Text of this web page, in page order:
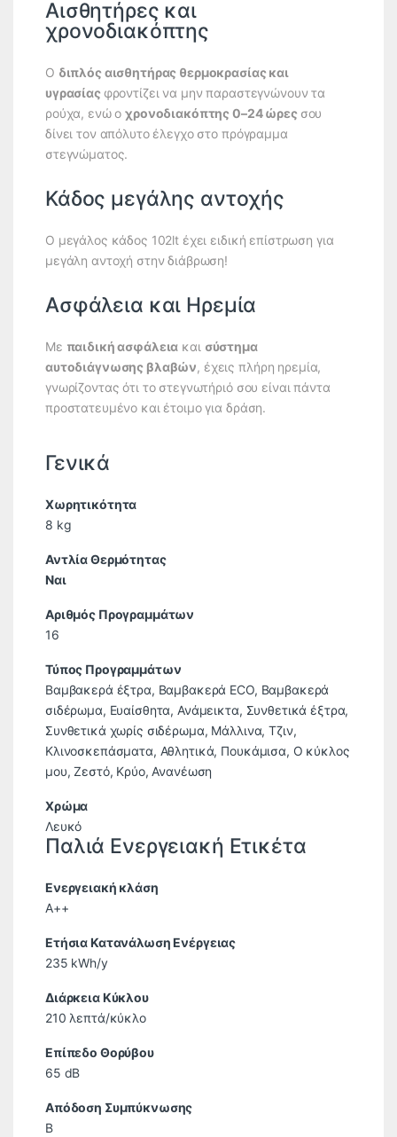
Αισθητήρες και
χρονοδιακόπτης
Ο διπλός αισθητήρας θερμοκρασίας και
υγρασίας φροντίζει να μην παραστεγνώνουν τα
ρούχα, ενώ οχρονοδιακόπτης 0–24 ώρες σου
δίνει τον απόλυτο έλεγχο στο πρόγραμμα
στεγνώματος.
Κάδος μεγάλης αντοχής
Ο μεγάλος κάδος 102lt έχει ειδική επίστρωση για
μεγάλη αντοχή στην διάβρωση!
Ασφάλεια και Ηρεμία
Με παιδική ασφάλεια και σύστημα
αυτοδιάγνωσης βλαβών, έχεις πλήρη ηρεμία,
γνωρίζοντας ότι το στεγνωτήριό σου είναι πάντα
προστατευμένο και έτοιμο για δράση.
Γενικά
Χωρητικότητα
8 kg
Αντλία Θερμότητας
Ναι
Αριθμός Προγραμμάτων
16
Τύπος Προγραμμάτων
Βαμβακερά έξτρα, Βαμβακερά ECO, Βαμβακερά
σιδέρωμα, Ευαίσθητα, Ανάμεικτα, Συνθετικά έξτρα,
Συνθετικά χωρίς σιδέρωμα, Μάλλινα, Τζιν,
Κλινοσκεπάσματα, Αθλητικά, Πουκάμισα, Ο κύκλος
μου, Ζεστό, Κρύο, Ανανέωση
Χρώμα
Λευκό
Παλιά Ενεργειακή Ετικέτα
Ενεργειακή κλάση
A++
Ετήσια Κατανάλωση Ενέργειας
235 kWh/y
Διάρκεια Κύκλου
210 λεπτά/κύκλο
Επίπεδο Θορύβου
65 dB
Απόδοση Συμπύκνωσης
B